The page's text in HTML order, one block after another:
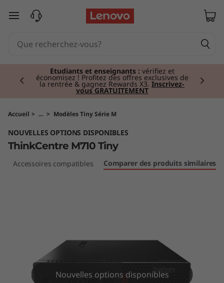
T
C
e
passer au contenu principal
Étudiants et enseignants : vérifiez et
économisez ! Profitez des offres exclusives de
la rentrée & gagnez Rewards X3. Inscrivez-
vous GRATUITEMENT
Currently displaying item 2 of 3
Accueil > ... > Modèles Tiny Série M
NOUVELLES OPTIONS DISPONIBLES
ThinkCentre M710 Tiny
Accessoires compatibles Comparer des produits similaires
Nouvelles options disponibles